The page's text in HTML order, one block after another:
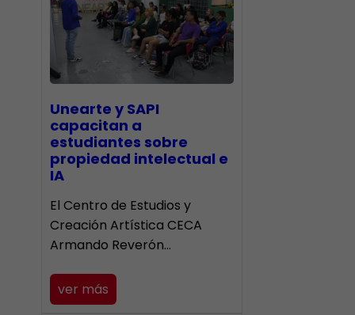
Unearte y SAPI
capacitan a
estudiantes sobre
propiedad intelectual e
IA
El Centro de Estudios y
Creación Artística CECA
Armando Reverón…
ver más